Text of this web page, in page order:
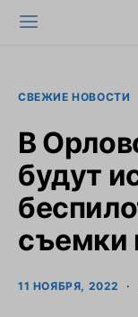
СВЕЖИЕ НОВОСТИ
В
будут
съемки
11 НОЯБРЯ, 2022